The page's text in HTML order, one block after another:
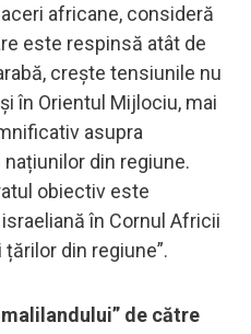
africane, consideră
este respinsă atât de
crește tensiunile nu
în Orientul Mijlociu, mai
asupra
din regiune.
obiectiv este
în Cornul Africii
din regiune”.
de către